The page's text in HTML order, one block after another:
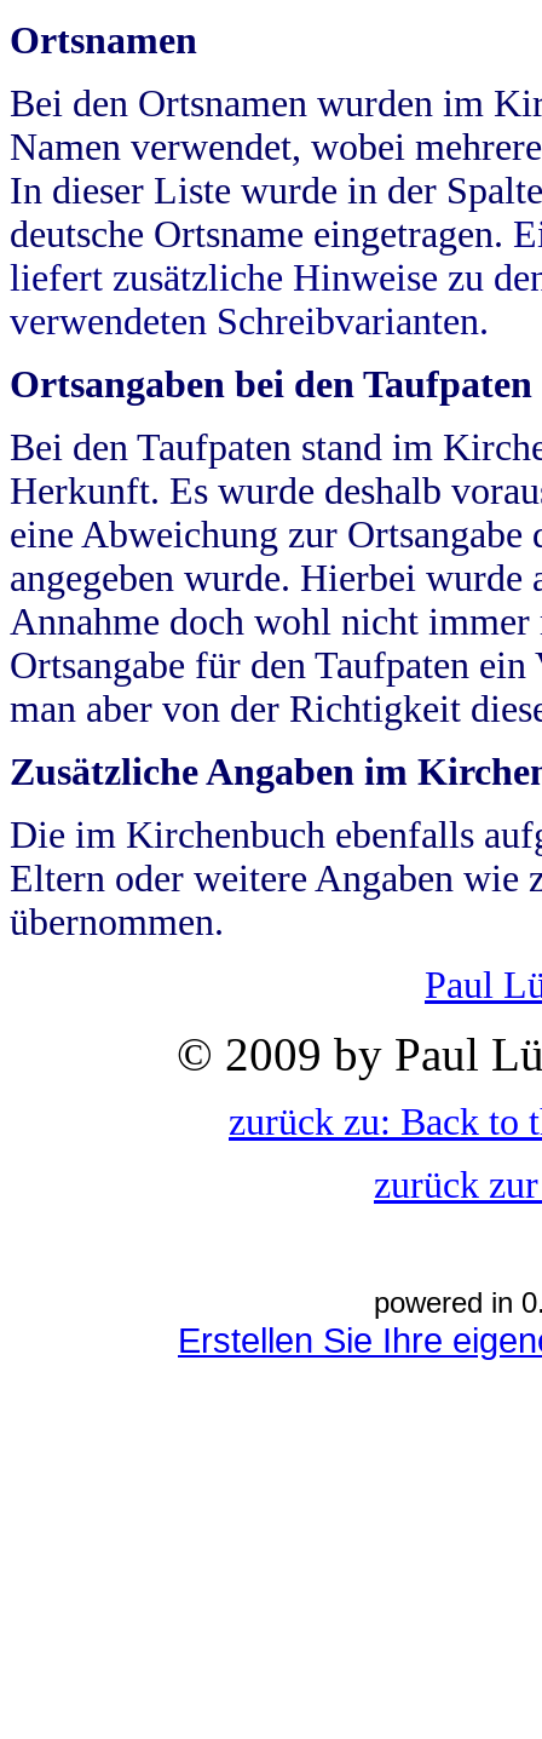
Ortsnamen
Bei den Ortsnamen wurden im
Namen verwendet, wobei
In dieser Liste wurde in der
deutsche Ortsname eingetragen.
liefert zusätzliche Hinweise zu
verwendeten Schreibvarianten.
Ortsangaben bei den Taufpaten
Bei den Taufpaten stand im
Herkunft. Es wurde deshalb
eine Abweichung zur
angegeben wurde. Hierbei wurde
Annahme doch wohl nicht
Ortsangabe für den Taufpaten
man aber von der Richtigkeit
Zusätzliche Angaben im
Die im Kirchenbuch ebenfalls
Eltern oder weitere Angaben wie
übernommen.
Paul
© 2009 by Paul
zurück zu: Back to
zurück
powered in
Erstellen Sie Ihre